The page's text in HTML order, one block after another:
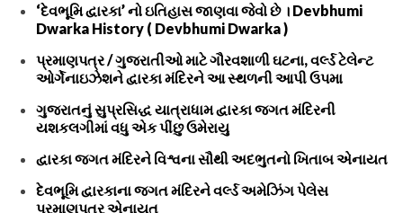
‘દેવભૂમિ દ્વારકા’ નો ઇતિહાસ જાણવા જેવો છે । Devbhumi
Dwarka History ( Devbhumi Dwarka )
પ્રમાણપત્ર / ગુજરાતીઓ માટે ગૌરવશાળી ઘટના, વર્લ્ડ ટેલેન્ટ
ઓર્ગેનાઇઝેશને દ્વારકા મંદિરને આ સ્થળની આપી ઉપમા
ગુજરાતનું સુપ્રસિદ્ધ યાત્રાધામ દ્વારકા જગત મંદિરની
યશકલગીમાં વધુ એક પીંછુ ઉમેરાયુ
દ્વારકા જગત મંદિરને વિશ્વના સૌથી અદભુતનો ખિતાબ એનાયત
દેવભૂમિ દ્વારકાના જગત મંદિરને વર્લ્ડ અમેઝિંગ પેલેસ
પ્રમાણપત્ર એનાયત